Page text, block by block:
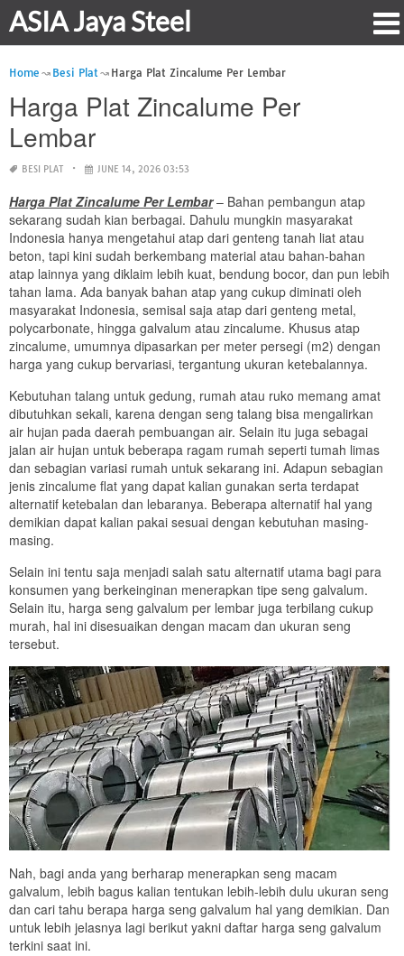
ASIA Jaya Steel
Home Besi Plat Harga Plat Zincalume Per Lembar
Harga Plat Zincalume Per
Lembar
BESI PLAT JUNE 14, 2026 03:53
Harga Plat Zincalume Per Lembar– Bahan pembangun atap
sekarang sudah kian berbagai. Dahulu mungkin masyarakat
Indonesia hanya mengetahui atap dari genteng tanah liat atau
beton, tapi kini sudah berkembang material atau bahan-bahan
atap lainnya yang diklaim lebih kuat, bendung bocor, dan pun lebih
tahan lama. Ada banyak bahan atap yang cukup diminati oleh
masyarakat Indonesia, semisal saja atap dari genteng metal,
polycarbonate, hingga galvalum atau zincalume. Khusus atap
zincalume, umumnya dipasarkan per meter persegi (m2) dengan
harga yang cukup bervariasi, tergantung ukuran ketebalannya.
Kebutuhan talang untuk gedung, rumah atau ruko memang amat
dibutuhkan sekali, karena dengan seng talang bisa mengalirkan
air hujan pada daerah pembuangan air. Selain itu juga sebagai
jalan air hujan untuk beberapa ragam rumah seperti tumah limas
dan sebagian variasi rumah untuk sekarang ini. Adapun sebagian
jenis zincalume flat yang dapat kalian gunakan serta terdapat
alternatif ketebalan dan lebaranya. Beberapa alternatif hal yang
demikian dapat kalian pakai sesuai dengan kebutuhan masing-
masing.
Selain ini tentu saja menjadi salah satu alternatif utama bagi para
konsumen yang berkeinginan menerapkan tipe seng galvalum.
Selain itu, harga seng galvalum per lembar juga terbilang cukup
murah, hal ini disesuaikan dengan macam dan ukuran seng
tersebut.
Nah, bagi anda yang berharap menerapkan seng macam
galvalum, lebih bagus kalian tentukan lebih-lebih dulu ukuran seng
dan cari tahu berapa harga seng galvalum hal yang demikian. Dan
untuk lebih jelasnya lagi berikut yakni daftar harga seng galvalum
terkini saat ini.